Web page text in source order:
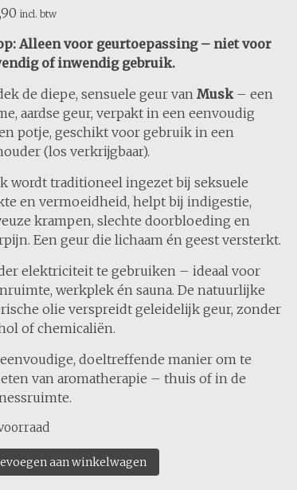
incl. btw
Alleen voor geurtoepassing – niet voor
of inwendig gebruik.
de diepe, sensuele geur van Musk– een
aardse geur, verpakt in een eenvoudig
potje, geschikt voor gebruik in een
(los verkrijgbaar).
wordt traditioneel ingezet bij seksuele
en vermoeidheid, helpt bij indigestie,
krampen, slechte doorbloeding en
Een geur die lichaam én geest versterkt.
elektriciteit te gebruiken – ideaal voor
werkplek én sauna. De natuurlijke
olie verspreidt geleidelijk geur, zonder
of chemicaliën.
doeltreffende manier om te
van aromatherapie – thuis of in de
aan winkelwagen